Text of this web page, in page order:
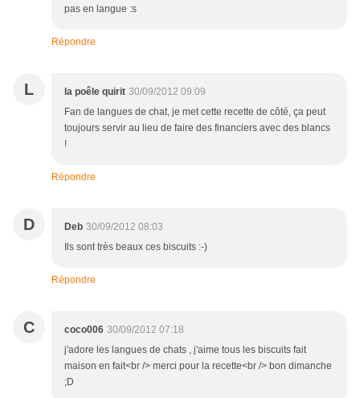
pas en langue :s
Répondre
L la poêle quirit 30/09/2012 09:09
Fan de langues de chat, je met cette recette de côté, ça peut
toujours servir au lieu de faire des financiers avec des blancs
!
Répondre
D Deb 30/09/2012 08:03
Ils sont très beaux ces biscuits :-)
Répondre
C coco006 30/09/2012 07:18
j'adore les langues de chats , j'aime tous les biscuits fait
maison en fait<br /> merci pour la recette<br /> bon dimanche
;D